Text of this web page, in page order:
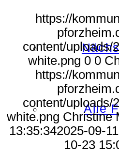
Alle
https://
content/uploads/
white.png 0 0
https://
content/uploads/
white.png Christine
13:35:342025-09-
10-23